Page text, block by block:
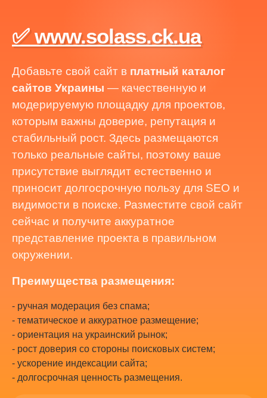
✅ www.solass.ck.ua
Добавьте свой сайт в платный каталог
сайтов Украины — качественную и
модерируемую площадку для проектов,
которым важны доверие, репутация и
стабильный рост. Здесь размещаются
только реальные сайты, поэтому ваше
присутствие выглядит естественно и
приносит долгосрочную пользу для SEO и
видимости в поиске. Разместите свой сайт
сейчас и получите аккуратное
представление проекта в правильном
окружении.
Преимущества размещения:
- ручная модерация без спама;
- тематическое и аккуратное размещение;
- ориентация на украинский рынок;
- рост доверия со стороны поисковых систем;
- ускорение индексации сайта;
- долгосрочная ценность размещения.